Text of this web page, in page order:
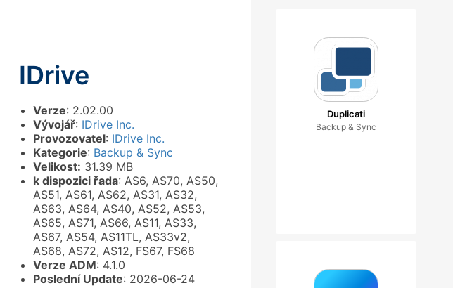
IDrive
Verze: 2.02.00
Vývojář: IDrive Inc.
Provozovatel: IDrive Inc.
Kategorie: Backup & Sync
Velikost: 31.39 MB
k dispozici řada: AS6, AS70, AS50,
AS51, AS61, AS62, AS31, AS32,
AS63, AS64, AS40, AS52, AS53,
AS65, AS71, AS66, AS11, AS33,
AS67, AS54, AS11TL, AS33v2,
AS68, AS72, AS12, FS67, FS68
Verze ADM: 4.1.0
Poslední Update: 2026-06-24
Duplicati
Backup & Sync